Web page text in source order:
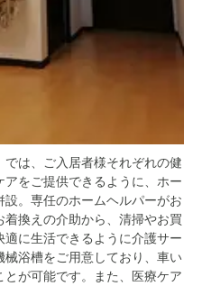
では、ご入居者様それぞれの健
をご提供できるように、ホー
。専任のホームヘルパーがお
換えの介助から、清掃やお買
に生活できるように介護サー
浴槽をご用意しており、車い
が可能です。また、医療ケア